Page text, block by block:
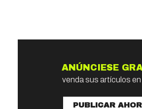
ANÚNCIESE
venda sus artículos en
PUBLICAR